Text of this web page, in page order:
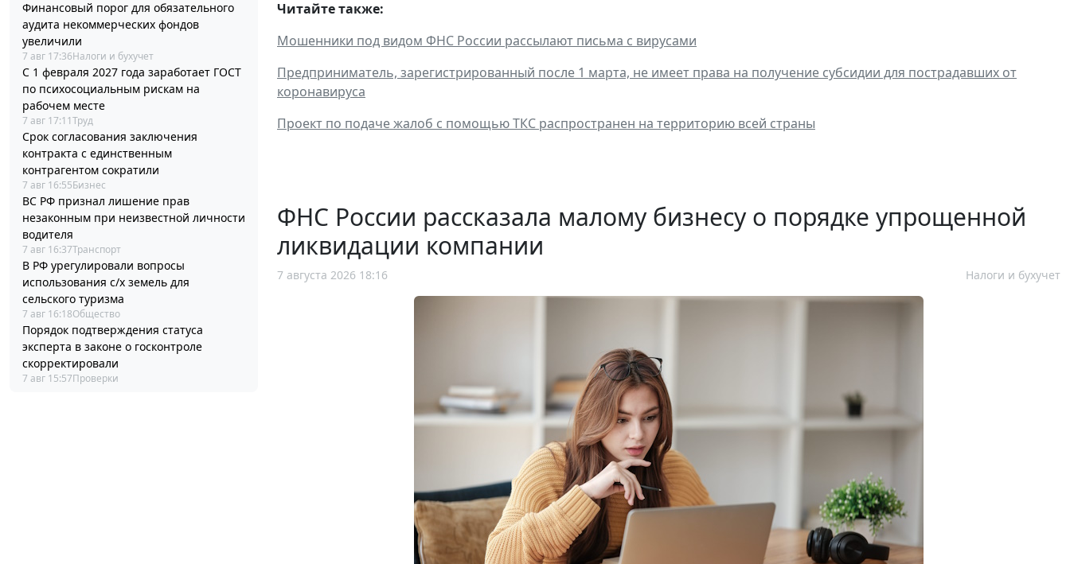
Финансовый порог для обязательного
аудита некоммерческих фондов
увеличили
7 авг 17:36Налоги и бухучет
С 1 февраля 2027 года заработает ГОСТ
по психосоциальным рискам на
рабочем месте
7 авг 17:11Труд
Срок согласования заключения
контракта с единственным
контрагентом сократили
7 авг 16:55Бизнес
ВС РФ признал лишение прав
незаконным при неизвестной личности
водителя
7 авг 16:37Транспорт
В РФ урегулировали вопросы
использования с/х земель для
сельского туризма
7 авг 16:18Общество
Порядок подтверждения статуса
эксперта в законе о госконтроле
скорректировали
7 авг 15:57Проверки
Читайте также:
Мошенники под видом ФНС России рассылают письма с вирусами
Предприниматель, зарегистрированный после 1 марта, не имеет права на получение субсидии для пострадавших от
коронавируса
Проект по подаче жалоб с помощью ТКС распространен на территорию всей страны
ФНС России рассказала малому бизнесу о порядке упрощенной
ликвидации компании
7 августа 2026 18:16 Налоги и бухучет